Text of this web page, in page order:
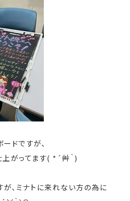
ドですが、
がってます( *´艸｀)
、ミナトに来れない方の為に